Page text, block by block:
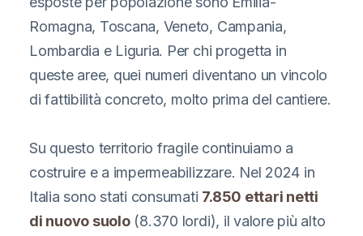
Romagna, Toscana, Veneto, Campania,
Lombardia e Liguria. Per chi progetta in
queste aree, quei numeri diventano un vincolo
di fattibilità concreto, molto prima del cantiere.
Su questo territorio fragile continuiamo a
costruire e a impermeabilizzare. Nel 2024 in
Italia sono stati consumati 7.850 ettari netti
di nuovo suolo(8.370 lordi), il valore più alto